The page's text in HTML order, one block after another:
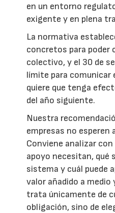
en un entorno
exigente y en plena
La normativa
concretos para poder
colectivo, y el 30 de
límite para comunicar
quiere que tenga
del año siguiente.
Nuestra
empresas no
Conviene analizar
apoyo necesitan, qué
sistema y cuál puede
valor añadido a medio
trata únicamente de
obligación, sino de